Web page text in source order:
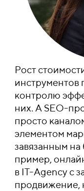
Рост
инструментов
контролю
них. А SEO-
просто
элементом
завязанным на
пример,
в IT-Agency с
продвижение,